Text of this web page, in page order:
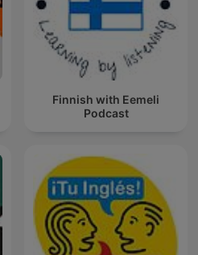
Finnish with Eemeli
Podcast